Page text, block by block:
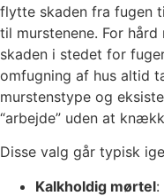
flytte skaden fra fugen
til murstenene. For
skaden i stedet for
omfugning af hus altid
murstenstype og
“arbejde” uden at
Disse valg går typisk
Kalkholdig mørtel: